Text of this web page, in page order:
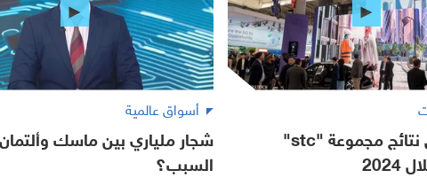
نمو كبير في نتائج مجموعة "stc"
أسواق عالمية
شجار ملياري بين ماسك
السبب؟